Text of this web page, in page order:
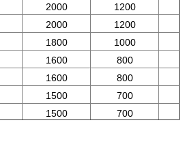
2000
1200
2000
1200
1800
1000
1600
800
1600
800
1500
700
1500 700